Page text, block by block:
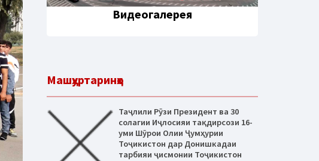
Видеогалерея
Машҳуртаринҳо
Таҷлили Рӯзи Президент ва 30
солагии Иҷлосияи тақдирсози 16-
уми Шӯрои Олии Ҷумҳурии
Тоҷикистон дар Донишкадаи
тарбияи ҷисмонии Тоҷикистон